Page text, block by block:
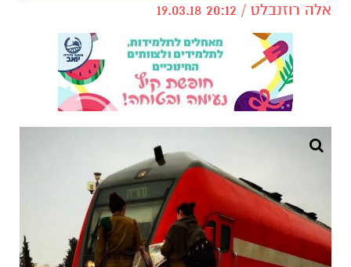
אלה רוזנבלט / 20:12 19.03.18